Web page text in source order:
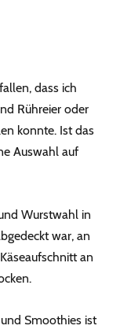
dass ich
Rühreier oder
konnte. Ist das
Auswahl auf
Wurstwahl in
war, an
an
Smoothies ist